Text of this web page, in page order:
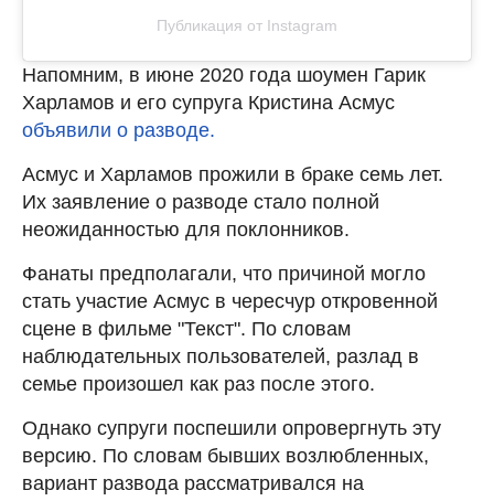
Публикация от Instagram
Напомним, в июне 2020 года шоумен Гарик
Харламов и его супруга Кристина Асмус
объявили о разводе.
Асмус и Харламов прожили в браке семь лет.
Их заявление о разводе стало полной
неожиданностью для поклонников.
Фанаты предполагали, что причиной могло
стать участие Асмус в чересчур откровенной
сцене в фильме "Текст". По словам
наблюдательных пользователей, разлад в
семье произошел как раз после этого.
Однако супруги поспешили опровергнуть эту
версию. По словам бывших возлюбленных,
вариант развода рассматривался на